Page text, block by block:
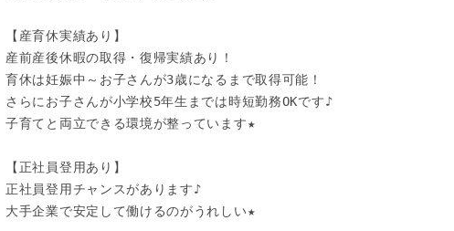
【産育休実績あり】
産前産後休暇の取得・復帰実績あり！
育休は妊娠中～お子さんが3歳になるまで取得可能！
さらにお子さんが小学校5年生までは時短勤務OKです♪
子育てと両立できる環境が整っています★
【正社員登用あり】
正社員登用チャンスがあります♪
大手企業で安定して働けるのがうれしい★